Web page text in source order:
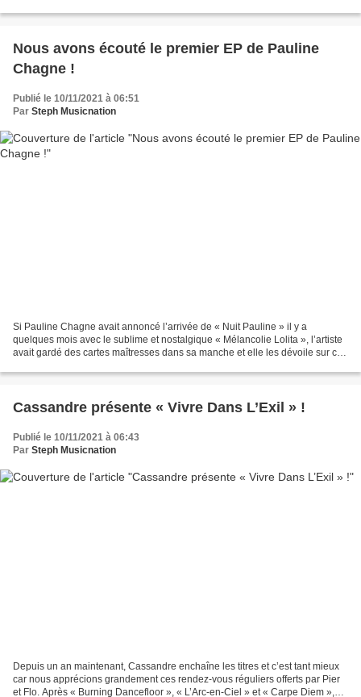
Nous avons écouté le premier EP de Pauline
Chagne !
Publié le 10/11/2021 à 06:51
Par Steph Musicnation
Si Pauline Chagne avait annoncé l’arrivée de « Nuit Pauline » il y a
quelques mois avec le sublime et nostalgique « Mélancolie Lolita », l’artiste
avait gardé des cartes maîtresses dans sa manche et elle les dévoile sur ce
Cassandre présente « Vivre Dans L’Exil » !
Publié le 10/11/2021 à 06:43
Par Steph Musicnation
Depuis un an maintenant, Cassandre enchaîne les titres et c’est tant mieux
car nous apprécions grandement ces rendez-vous réguliers offerts par Pier
et Flo. Après « Burning Dancefloor », « L’Arc-en-Ciel » et « Carpe Diem »,